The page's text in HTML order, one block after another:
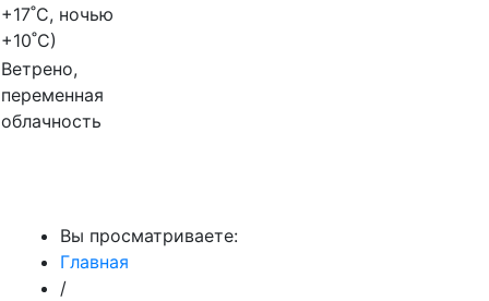
+17˚C, ночью
+10˚C)
Ветрено,
переменная
облачность
Вы просматриваете:
Главная
/